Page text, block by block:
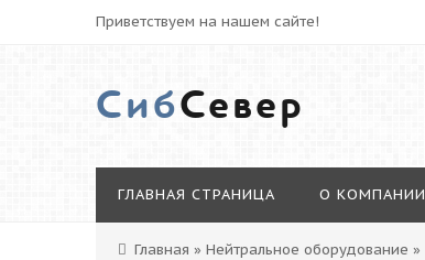
Приветствуем на нашем сайте!
СибСевер
ГЛАВНАЯ СТРАНИЦА О КОМПАНИИ
Главная » Нейтральное оборудование »